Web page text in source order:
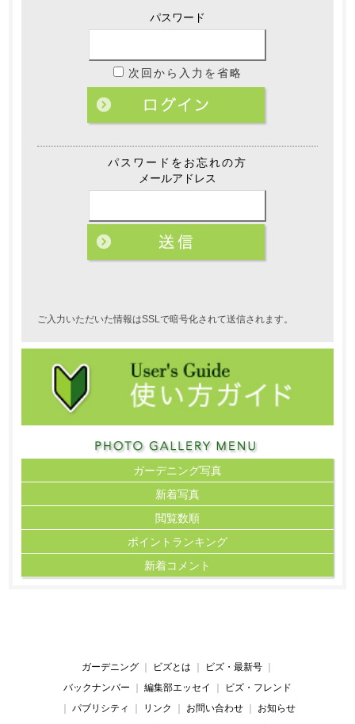
パスワード
次回から入力を省略
パスワードをお忘れの方
メールアドレス
ご入力いただいた情報はSSLで暗号化されて送信されます。
ガーデニング写真
新着写真
閲覧数順
ポイント ランキング
新着コメント
ガーデニング｜ ビズとは ビズ・最新号｜
バックナンバー
編集部エッセイ
ビズ・フレンド
パブリシティ リンク お問い合わせ｜
お知らせ